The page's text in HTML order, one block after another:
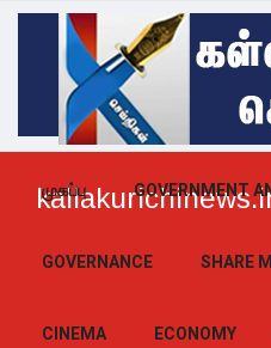
முகப்பு GOVERNMENT
GOVERNANCE SHARE
CINEMA ECONOMY